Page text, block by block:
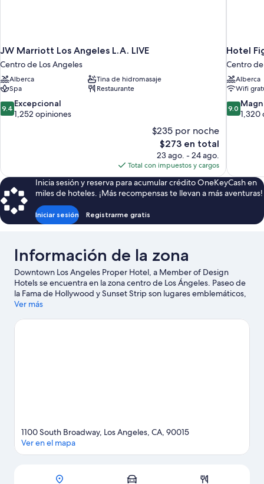
JW Marriott Los Angeles L.A. LIVE
Centro de Los Angeles
Alberca
Tina de hidromasaje
Spa
Restaurante
9.4
de
9.4 Excepcional
1,252 opiniones
$235 por noche
El
precio
actual
es
de
$273
$273 en total
23 ago. - 24 ago.
Total con impuestos y cargos
Hotel
Centro
Alberca
Wifi
9.0
de
9.0
1,320
Inicia sesión y reserva para acumular crédito OneKeyCash en
miles de hoteles. ¡Más recompensas te llevan a más aventuras!
Iniciar sesión Registrarme gratis
Información de la zona
Downtown Los Angeles Proper Hotel, a Member of Design
Hotels se encuentra en la zona centro de Los Ángeles. Paseo de
la Fama de Hollywood y Sunset Strip son lugares emblemáticos,
y los turistas que quieran ir de compras pueden visitar Mercado
a un evento o partido? Échale un vistazo al calendario de
Ver más
Sección del mapa
1100 South Broadway, Los Angeles, CA, 90015
Ver en el mapa